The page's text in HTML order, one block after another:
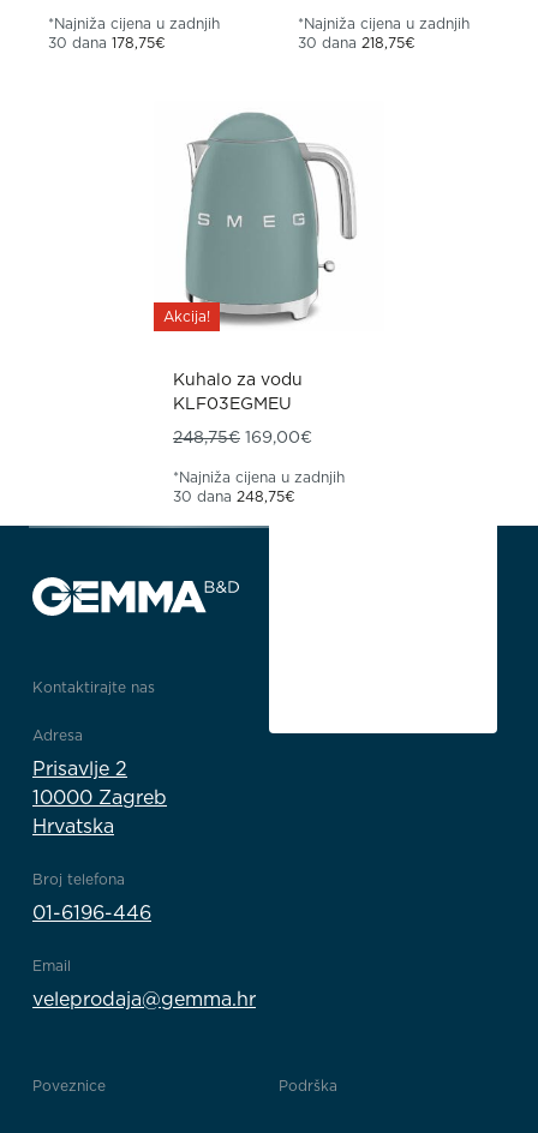
*Najniža cijena u zadnjih
30 dana 178,75€
*Najniža cijena u zadnjih
30 dana 218,75€
Akcija!
Kuhalo za vodu
KLF03EGMEU
248,75€ Izvorna cijena bila je: 248,75€.
169,00€
*Najniža cijena u zadnjih
30 dana 248,75€
Kontaktirajte nas
Adresa
Prisavlje 2
10000 Zagreb
Hrvatska
Broj telefona
01-6196-446
Email
veleprodaja@gemma.hr
Poveznice Podrška